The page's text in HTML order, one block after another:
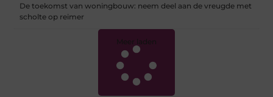
De toekomst van woningbouw: neem deel aan de vreugde met
scholte op reimer
Meer laden